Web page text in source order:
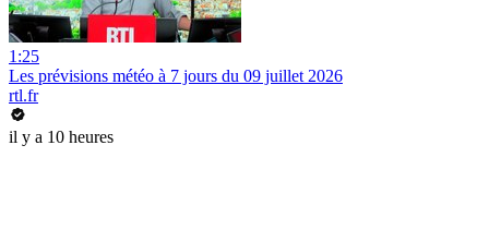
1:25
Les prévisions météo à 7 jours du 09 juillet 2026
rtl.fr
il y a 10 heures